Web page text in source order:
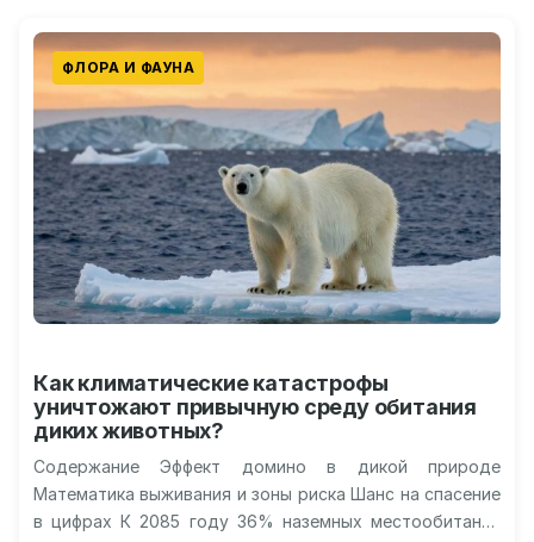
ФЛОРА И ФАУНА
Как климатические катастрофы
уничтожают привычную среду обитания
диких животных?
Содержание Эффект домино в дикой природе
Математика выживания и зоны риска Шанс на спасение
в цифрах К 2085 году 36% наземных местообитаний